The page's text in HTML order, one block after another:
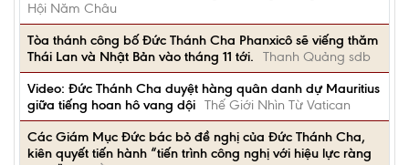
Hội Năm Châu
Tòa thánh công bố Đức Thánh Cha Phanxicô sẽ viếng thăm
Thái Lan và Nhật Bản vào tháng 11 tới.
Thanh Quảng sdb
Video: Đức Thánh Cha duyệt hàng quân danh dự Mauritius
giữa tiếng hoan hô vang dội Thế Giới Nhìn Từ Vatican
Các Giám Mục Đức bác bỏ đề nghị của Đức Thánh Cha,
kiên quyết tiến hành “tiến trình công nghị với hiệu lực ràng